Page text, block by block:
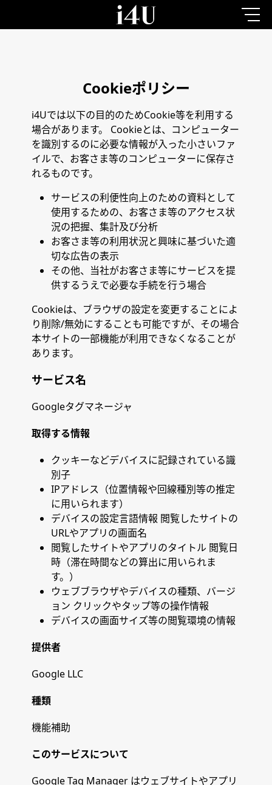
Cookieポリシー
i4Uでは以下の目的のためCookie等を利用する
場合があります。 Cookieとは、コンピューター
を識別するのに必要な情報が入った小さいファ
イルで、お客さま等のコンピューターに保存さ
れるものです。
サービスの利便性向上のための資料として
使用するための、お客さま等のアクセス状
況の把握、集計及び分析
お客さま等の利用状況と興味に基づいた適
切な広告の表示
その他、当社がお客さま等にサービスを提
供するうえで必要な手続を行う場合
Cookieは、ブラウザの設定を変更することによ
り削除/無効にすることも可能ですが、その場合
本サイトの一部機能が利用できなくなることが
あります。
サービス名
Googleタグマネージャ
取得する情報
クッキーなどデバイスに記録されている識
別子
IPアドレス（位置情報や回線種別等の推定
に用いられます）
デバイスの設定言語情報 閲覧したサイトの
URLやアプリの画面名
閲覧したサイトやアプリのタイトル 閲覧日
時（滞在時間などの算出に用いられま
す。）
ウェブブラウザやデバイスの種類、バージ
ョン クリックやタップ等の操作情報
デバイスの画面サイズ等の閲覧環境の情報
提供者
Google LLC
種類
機能補助
このサービスについて
Google Tag Manager はウェブサイトやアプリ